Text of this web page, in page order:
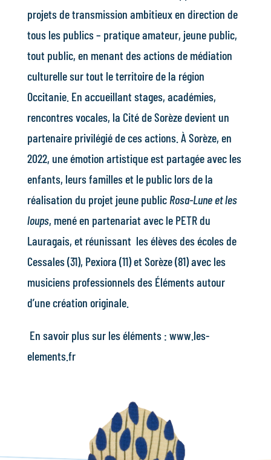
projets de transmission ambitieux en direction de
tous les publics – pratique amateur, jeune public,
tout public, en menant des actions de médiation
culturelle sur tout le territoire de la région
Occitanie. En accueillant stages, académies,
rencontres vocales, la Cité de Sorèze devient un
partenaire privilégié de ces actions. À Sorèze, en
2022, une émotion artistique est partagée avec les
enfants, leurs familles et le public lors de la
réalisation du projet jeune public Rosa-Lune et les
loups, mené en partenariat avec le PETR du
Lauragais, et réunissant les élèves des écoles de
Cessales (31), Pexiora (11) et Sorèze (81) avec les
musiciens professionnels des Éléments autour
d’une création originale.
En savoir plus sur les éléments : www.les-
elements.fr